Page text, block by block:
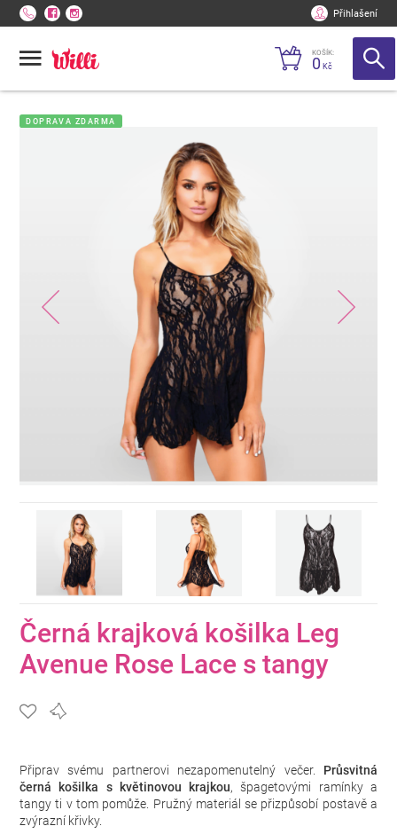
Přihlašení
KOŠÍK:
0 Kč
DOPRAVA ZDARMA
Černá krajková košilka Leg
Avenue Rose Lace s tangy
Připrav svému partnerovi nezapomenutelný večer. Průsvitná
černá košilka s květinovou krajkou, špagetovými ramínky a
tangy ti v tom pomůže. Pružný materiál se přizpůsobí postavě a
zvýrazní křivky.